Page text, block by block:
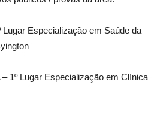
Especialização em Saúde da
1º Lugar Especialização em Clínica